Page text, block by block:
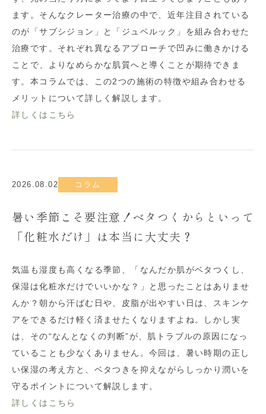
ます。そんなクレーター治療の中で、近年注目されている
のが「サブシジョン」と「ジュベルック」を組み合わせた
治療です。それぞれ異なるアプローチで凹みに働きかける
ことで、よりなめらかな肌質へと導くことが期待できま
す。本コラムでは、この2つの施術の特徴や組み合わせる
メリットについて詳しく解説します。
詳しくはこちら
2026.08.02 コラム
暑い季節こそ要注意！ベタつくからといって
「化粧水だけ」は本当に大丈夫？
気温も湿度も高くなる季節、「なんだか肌がベタつくし、
保湿は化粧水だけでいいかな？」と思ったことはありませ
んか？朝から汗ばむ日や、皮脂が出やすい日は、スキンケ
アをできるだけ軽く済ませたくなりますよね。しかし実
は、その“なんとなくの判断”が、肌トラブルの原因になっ
ていることも少なくありません。今回は、暑い時期の正し
い保湿の考え方と、ベタつきを抑えながらしっかり潤いを
守るポイントについて解説します。
詳しくはこちら